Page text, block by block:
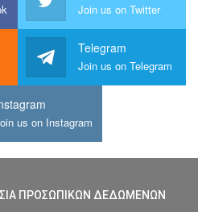
Join us on Twitter
Telegram
Join us on Telegram
us on Instagram
ΠΡΟΣΩΠΙΚΩΝ ΔΕΔΩΜΕΝΩΝ